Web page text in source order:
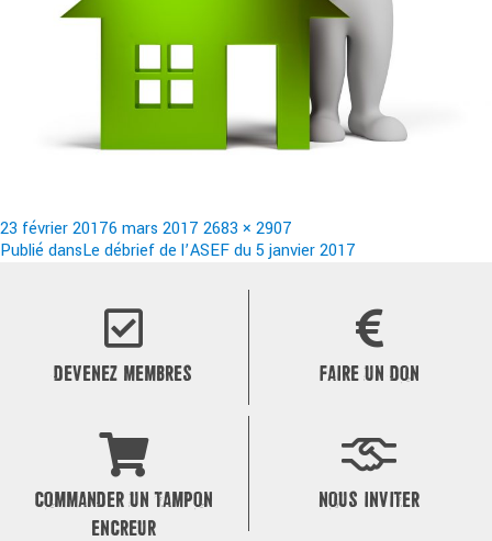
Publié
le
23 février 20176 mars 2017 Taille
réelle
2683 × 2907
Navigation
Publié dansLe débrief de l’ASEF du 5 janvier 2017
DEVENEZ MEMBRES FAIRE UN DON
COMMANDER UN TAMPON
ENCREUR
NOUS INVITER